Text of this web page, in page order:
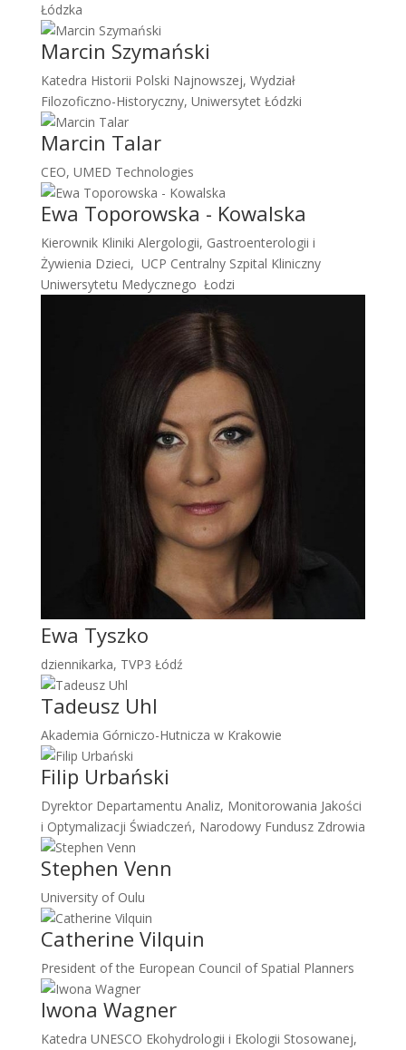
Łódzka
Marcin Szymański
Katedra Historii Polski Najnowszej, Wydział
Filozoficzno-Historyczny, Uniwersytet Łódzki
Marcin Talar
CEO, UMED Technologies
Ewa Toporowska - Kowalska
Kierownik Kliniki Alergologii, Gastroenterologii i
Żywienia Dzieci, UCP Centralny Szpital Kliniczny
Uniwersytetu Medycznego Łodzi
Ewa Tyszko
dziennikarka, TVP3 Łódź
Tadeusz Uhl
Akademia Górniczo-Hutnicza w Krakowie
Filip Urbański
Dyrektor Departamentu Analiz, Monitorowania Jakości
i Optymalizacji Świadczeń, Narodowy Fundusz Zdrowia
Stephen Venn
University of Oulu
Catherine Vilquin
President of the European Council of Spatial Planners
Iwona Wagner
Katedra UNESCO Ekohydrologii i Ekologii Stosowanej,